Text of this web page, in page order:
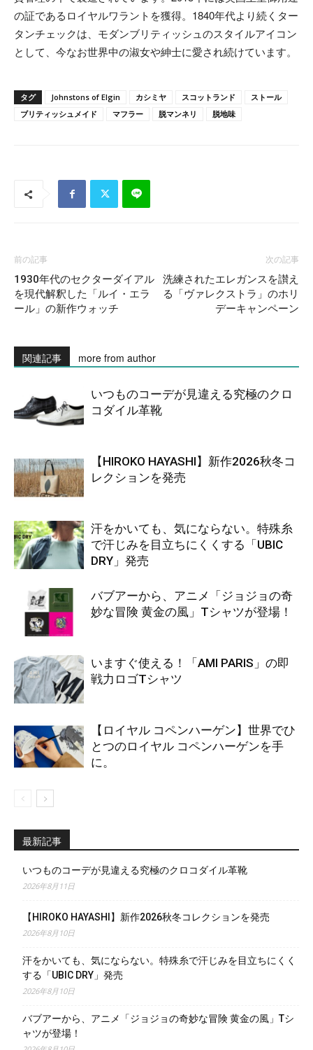
の証であるロイヤルワラントを獲得。1840年代より続くター
タンチェックは、モダンブリティッシュのスタイルアイコン
として、今なお世界中の淑女や紳士に愛され続けています。
タグ Johnstons of Elgin カシミヤ スコットランド
ストール
ブリティッシュメイド
マフラー 脱マンネリ 脱地味
前の記事
1930年代のセクターダイアル
を現代解釈した「ルイ・エラ
ール」の新作ウォッチ
次の記事
洗練されたエレガンスを讃え
る「ヴァレクストラ」のホリ
デーキャンペーン
関連記事 more from author
いつものコーデが見違える究極のクロ
コダイル革靴
【HIROKO HAYASHI】新作2026秋冬コ
レクションを発売
汗をかいても、気にならない。特殊糸
で汗じみを目立ちにくくする「UBIC
DRY」発売
バブアーから、アニメ「ジョジョの奇
妙な冒険 黄金の風」Tシャツが登場！
いますぐ使える！「AMI PARIS」の即
戦力ロゴTシャツ
【ロイヤル コペンハーゲン】世界でひ
とつのロイヤル コペンハーゲンを手
に。
最新記事
いつものコーデが見違える究極のクロコダイル革靴
2026年8月11日
【HIROKO HAYASHI】新作2026秋冬コレクションを発売
2026年8月10日
汗をかいても、気にならない。特殊糸で汗じみを目立ちにくく
する「UBIC DRY」発売
2026年8月10日
バブアーから、アニメ「ジョジョの奇妙な冒険 黄金の風」Tシ
ャツが登場！